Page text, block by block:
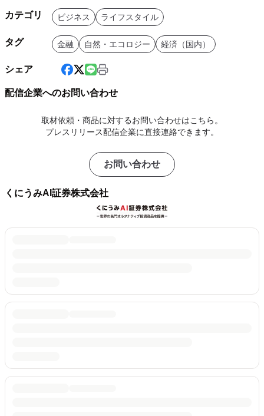
カテゴリ ビジネス ライフスタイル
タグ 金融 自然・エコロジー 経済（国内）
シェア
配信企業へのお問い合わせ
取材依頼・商品に対するお問い合わせはこちら。
プレスリリース配信企業に直接連絡できます。
お問い合わせ
くにうみAI証券株式会社